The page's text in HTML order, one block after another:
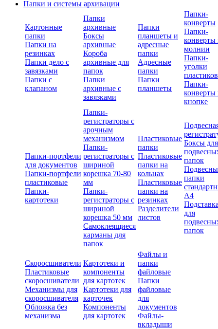
Папки и системы архивации
Картонные
папки
Папки на
резинках
Папки дело с
завязками
Папки с
клапаном
Папки
архивные
Боксы
архивные
Короба
архивные для
папок
Папки
архивные с
завязками
Папки
планшеты и
адресные
папки
Адресные
папки
Папки
планшеты
Папки-
конверты
Папки-
конверты
молнии
Папки-
уголки
Папки-
конверты
кнопке
Папки-портфели
для документов
Папки-портфели
пластиковые
Папки-
картотеки
Папки-
регистраторы с
арочным
механизмом
Папки-
регистраторы с
шириной
корешка 70-80
мм
Папки-
регистраторы с
шириной
корешка 50 мм
Самоклеящиеся
карманы для
папок
Пластиковые
папки
Пластиковые
папки на
кольцах
Пластиковые
папки на
резинках
Разделители
листов
Боксы для
папок
папки
А4
для
папок
Скоросшиватели
Пластиковые
скоросшиватели
Механизмы для
скоросшивателя
Обложка без
механизма
Картотеки и
компоненты
для картотек
Картотеки для
карточек
Компоненты
для картотек
Файлы и
папки
файловые
Папки
файловые
для
документов
Файлы-
вкладыши